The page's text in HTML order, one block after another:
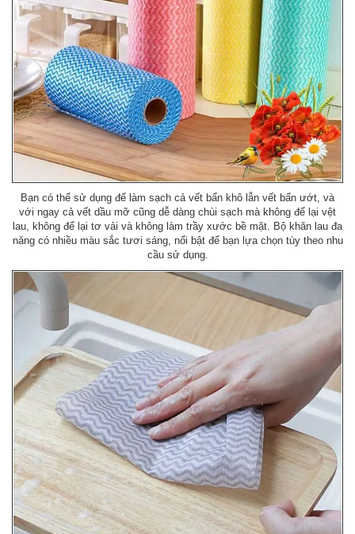
Bạn có thể sử dụng để làm sạch cả vết bẩn khô lẫn vết bẩn ướt, và
với ngay cả vết dầu mỡ cũng dễ dàng chùi sạch mà không để lại vệt
lau, không để lại tơ vải và không làm trầy xước bề mặt. Bộ khăn lau đa
năng có nhiều màu sắc tươi sáng, nổi bật để bạn lựa chọn tùy theo nhu
cầu sử dụng.